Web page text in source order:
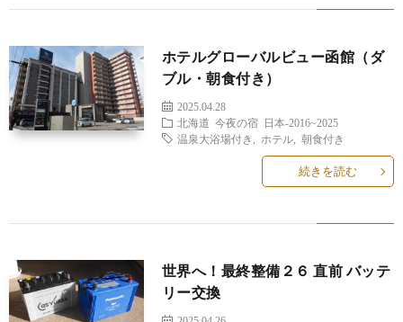
ホテルグローバルビュー函館（ダ
ブル・朝食付き）
2025.04.28
北海道 今夜の宿
日本-2016~2025
温泉大浴場付き
ホテル, 朝食付き
続きを読む
世界へ！最終整備２６ 直前 バッテ
リー交換